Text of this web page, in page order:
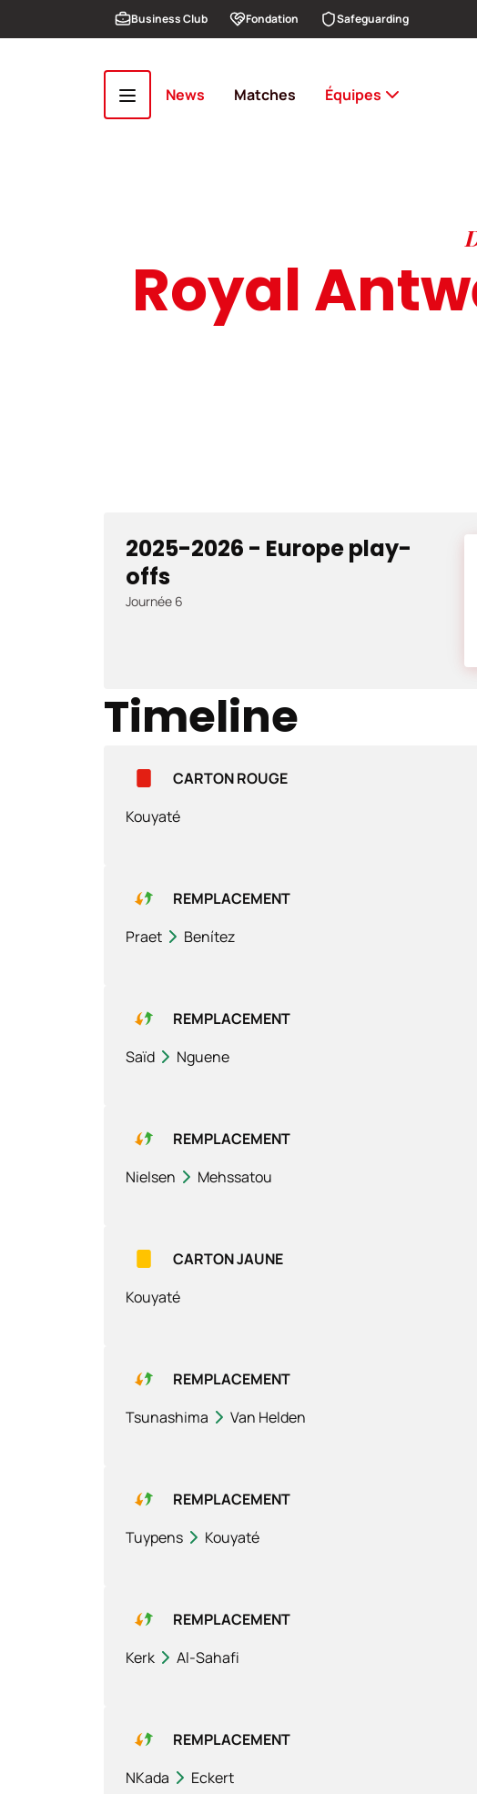
Aller au contenu principalBusiness Club Fondation Safeguarding
News Matches Équipes
Royal
2025-2026 - Europe play-
offs
Journée 6
Timeline
CARTON ROUGE
Kouyaté
REMPLACEMENT
Praet
Benítez
REMPLACEMENT
Saïd
Nguene
REMPLACEMENT
Nielsen
Mehssatou
CARTON JAUNE
Kouyaté
REMPLACEMENT
Tsunashima
Van Helden
REMPLACEMENT
Tuypens
Kouyaté
REMPLACEMENT
Kerk
Al-Sahafi
REMPLACEMENT
NKada
Eckert